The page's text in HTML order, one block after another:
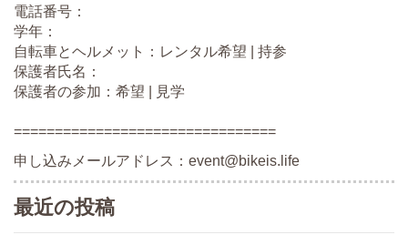
電話番号：
学年：
自転車とヘルメット：レンタル希望 | 持参
保護者氏名：
保護者の参加：希望 | 見学
================================
申し込みメールアドレス：event@bikeis.life
最近の投稿